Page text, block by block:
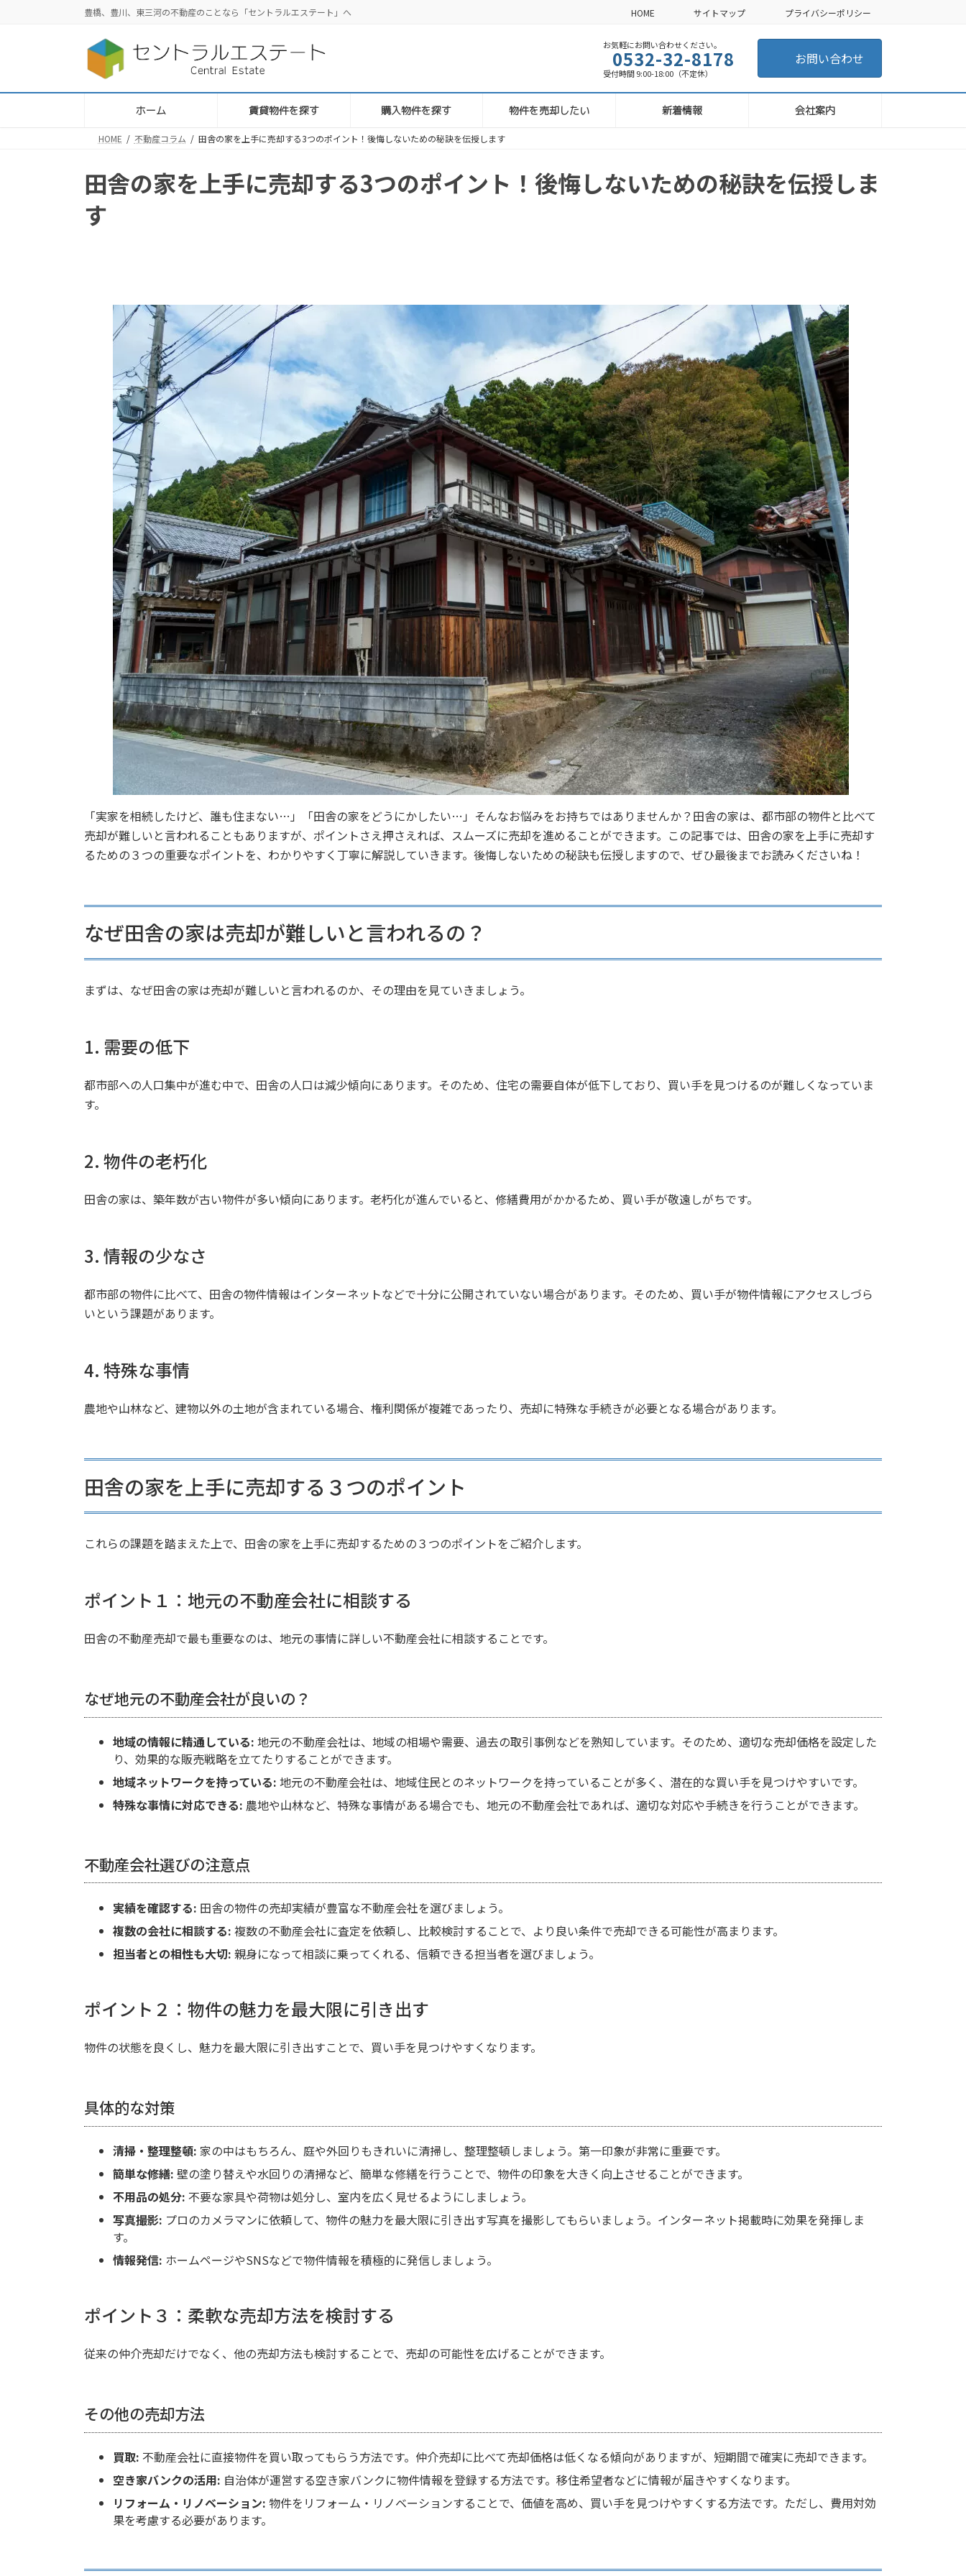
へ
ョ
豊橋、豊川、東三河の不動産のことなら「セントラルエステート」へ HOME サイトマップ プライバシーポリシー
お気軽にお問い合わせください。
0532-32-8178
受付時間 9:00-18:00（不定休）
お問い合わせ
ホーム 賃貸物件を探す 購入物件を探す 物件を売却したい 新着情報 会社案内
HOME 不動産コラム 田舎の家を上手に売却する3つのポイント！後悔しないための秘訣を伝授します
田舎の家を上手に売却する3つのポイント！後悔しないための秘訣を伝授しま
す
「実家を相続したけど、誰も住まない…」「田舎の家をどうにかしたい…」そんなお悩みをお持ちではありませんか？田舎の家は、都市部の物件と比べて
売却が難しいと言われることもありますが、ポイントさえ押さえれば、スムーズに売却を進めることができます。この記事では、田舎の家を上手に売却す
るための３つの重要なポイントを、わかりやすく丁寧に解説していきます。後悔しないための秘訣も伝授しますので、ぜひ最後までお読みくださいね！
なぜ田舎の家は売却が難しいと言われるの？
まずは、なぜ田舎の家は売却が難しいと言われるのか、その理由を見ていきましょう。
1. 需要の低下
都市部への人口集中が進む中で、田舎の人口は減少傾向にあります。そのため、住宅の需要自体が低下しており、買い手を見つけるのが難しくなっていま
す。
2. 物件の老朽化
田舎の家は、築年数が古い物件が多い傾向にあります。老朽化が進んでいると、修繕費用がかかるため、買い手が敬遠しがちです。
3. 情報の少なさ
都市部の物件に比べて、田舎の物件情報はインターネットなどで十分に公開されていない場合があります。そのため、買い手が物件情報にアクセスしづら
いという課題があります。
4. 特殊な事情
農地や山林など、建物以外の土地が含まれている場合、権利関係が複雑であったり、売却に特殊な手続きが必要となる場合があります。
田舎の家を上手に売却する３つのポイント
これらの課題を踏まえた上で、田舎の家を上手に売却するための３つのポイントをご紹介します。
ポイント１：地元の不動産会社に相談する
田舎の不動産売却で最も重要なのは、地元の事情に詳しい不動産会社に相談することです。
なぜ地元の不動産会社が良いの？
地域の情報に精通している: 地元の不動産会社は、地域の相場や需要、過去の取引事例などを熟知しています。そのため、適切な売却価格を設定した
り、効果的な販売戦略を立てたりすることができます。
地域ネットワークを持っている: 地元の不動産会社は、地域住民とのネットワークを持っていることが多く、潜在的な買い手を見つけやすいです。
特殊な事情に対応できる: 農地や山林など、特殊な事情がある場合でも、地元の不動産会社であれば、適切な対応や手続きを行うことができます。
不動産会社選びの注意点
実績を確認する: 田舎の物件の売却実績が豊富な不動産会社を選びましょう。
複数の会社に相談する: 複数の不動産会社に査定を依頼し、比較検討することで、より良い条件で売却できる可能性が高まります。
担当者との相性も大切: 親身になって相談に乗ってくれる、信頼できる担当者を選びましょう。
ポイント２：物件の魅力を最大限に引き出す
物件の状態を良くし、魅力を最大限に引き出すことで、買い手を見つけやすくなります。
具体的な対策
清掃・整理整頓: 家の中はもちろん、庭や外回りもきれいに清掃し、整理整頓しましょう。第一印象が非常に重要です。
簡単な修繕: 壁の塗り替えや水回りの清掃など、簡単な修繕を行うことで、物件の印象を大きく向上させることができます。
不用品の処分: 不要な家具や荷物は処分し、室内を広く見せるようにしましょう。
写真撮影: プロのカメラマンに依頼して、物件の魅力を最大限に引き出す写真を撮影してもらいましょう。インターネット掲載時に効果を発揮しま
す。
情報発信: ホームページやSNSなどで物件情報を積極的に発信しましょう。
ポイント３：柔軟な売却方法を検討する
従来の仲介売却だけでなく、他の売却方法も検討することで、売却の可能性を広げることができます。
その他の売却方法
買取: 不動産会社に直接物件を買い取ってもらう方法です。仲介売却に比べて売却価格は低くなる傾向がありますが、短期間で確実に売却できます。
空き家バンクの活用: 自治体が運営する空き家バンクに物件情報を登録する方法です。移住希望者などに情報が届きやすくなります。
リフォーム・リノベーション: 物件をリフォーム・リノベーションすることで、価値を高め、買い手を見つけやすくする方法です。ただし、費用対効
果を考慮する必要があります。